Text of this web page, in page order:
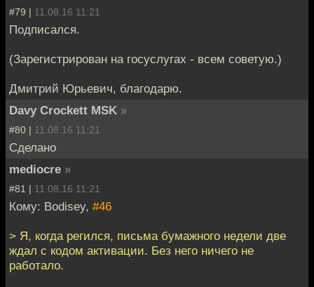
#79 | 11.08.16 11:21
Подписался.
(Зарегистрирован на госуслугах - всем советую.)
Дмитрий Юрьевич, благодарю.
Davy Crockett MSK »
#80 | 11.08.16 11:21
Сделано
mediocre »
#81 | 11.08.16 11:21
Кому: Bodisey, #46
> Я, когда регился, письма бумажного недели две
ждал с кодом активации. Без него ничего не
работало.